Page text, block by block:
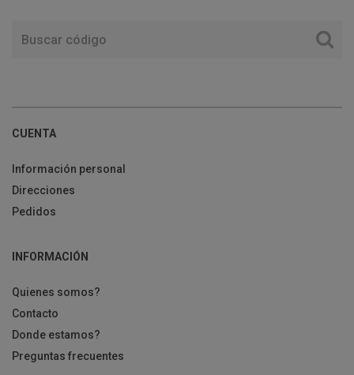
CUENTA
Información personal
Direcciones
Pedidos
INFORMACIÓN
Quienes somos?
Contacto
Donde estamos?
Preguntas frecuentes